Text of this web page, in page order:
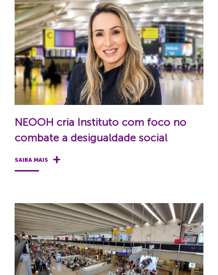
NEOOH cria Instituto com foco no
combate a desigualdade social
SAIBA MAIS